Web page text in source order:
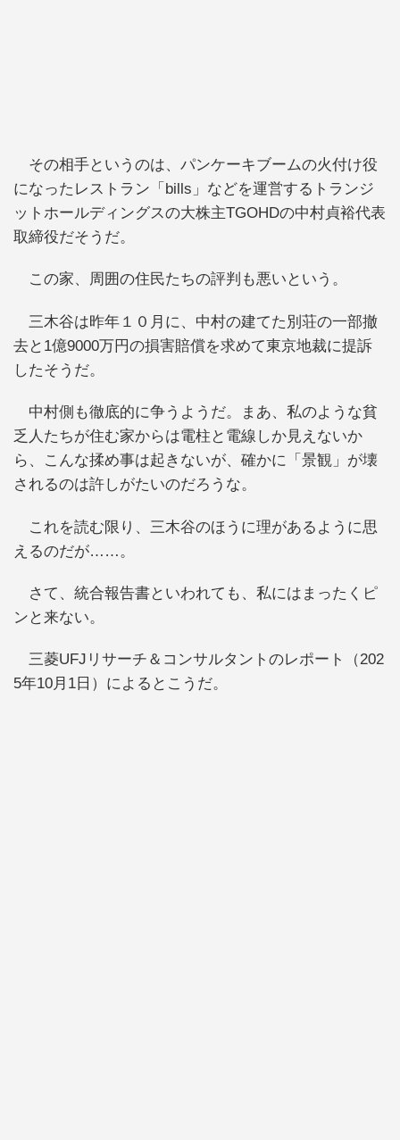
その相手というのは、パンケーキブームの火付け役
になったレストラン「bills」などを運営するトランジ
ットホールディングスの大株主TGOHDの中村貞裕代表
取締役だそうだ。
この家、周囲の住民たちの評判も悪いという。
三木谷は昨年１０月に、中村の建てた別荘の一部撤
去と1億9000万円の損害賠償を求めて東京地裁に提訴
したそうだ。
中村側も徹底的に争うようだ。まあ、私のような貧
乏人たちが住む家からは電柱と電線しか見えないか
ら、こんな揉め事は起きないが、確かに「景観」が壊
されるのは許しがたいのだろうな。
これを読む限り、三木谷のほうに理があるように思
えるのだが……。
さて、統合報告書といわれても、私にはまったくピ
ンと来ない。
三菱UFJリサーチ＆コンサルタントのレポート（202
5年10月1日）によるとこうだ。